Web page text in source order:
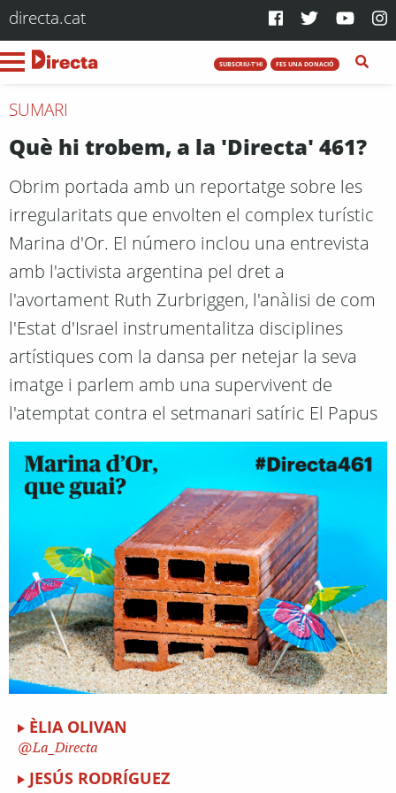
directa.cat
SUBSCRIU-T'HI FES UNA DONACIÓ
SUMARI
Què hi trobem, a la 'Directa' 461?
Obrim portada amb un reportatge sobre les
irregularitats que envolten el complex turístic
Marina d'Or. El número inclou una entrevista
amb l'activista argentina pel dret a
l'avortament Ruth Zurbriggen, l'anàlisi de com
l'Estat d'Israel instrumentalitza disciplines
artístiques com la dansa per netejar la seva
imatge i parlem amb una supervivent de
l'atemptat contra el setmanari satíric El Papus
ÈLIA OLIVAN
La_Directa
JESÚS RODRÍGUEZ